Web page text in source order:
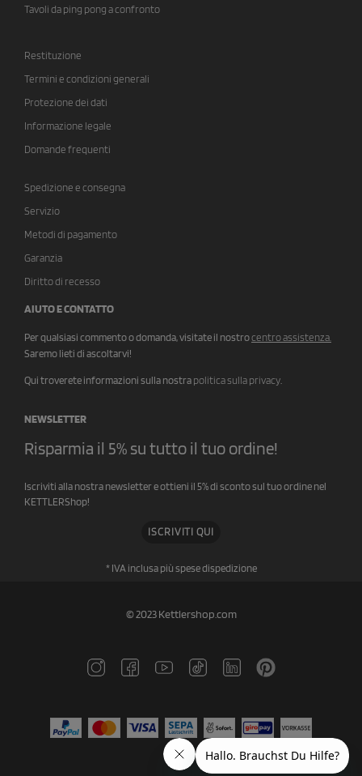
Tavoli da ping pong a confronto
Restituzione
Termini e condizioni generali
Protezione dei dati
Informazione legale
Domande frequenti
Spedizione e consegna
Servizio
Metodi di pagamento
Garanzia
Diritto di recesso
AIUTO E CONTATTO
Per qualsiasi commento o domanda, visitate il nostrocentro assistenza
Saremo lieti di ascoltarvi!
Qui troverete informazioni sulla nostra politica sulla privacy
NEWSLETTER
Risparmia il 5% su tutto il tuo ordine!
Iscriviti alla nostra newsletter e ottieni il 5% di sconto sul tuo ordine nel
KETTLERShop!
ISCRIVITI QUI
* IVA inclusa più spese dispedizione
© 2023 Kettlershop.com